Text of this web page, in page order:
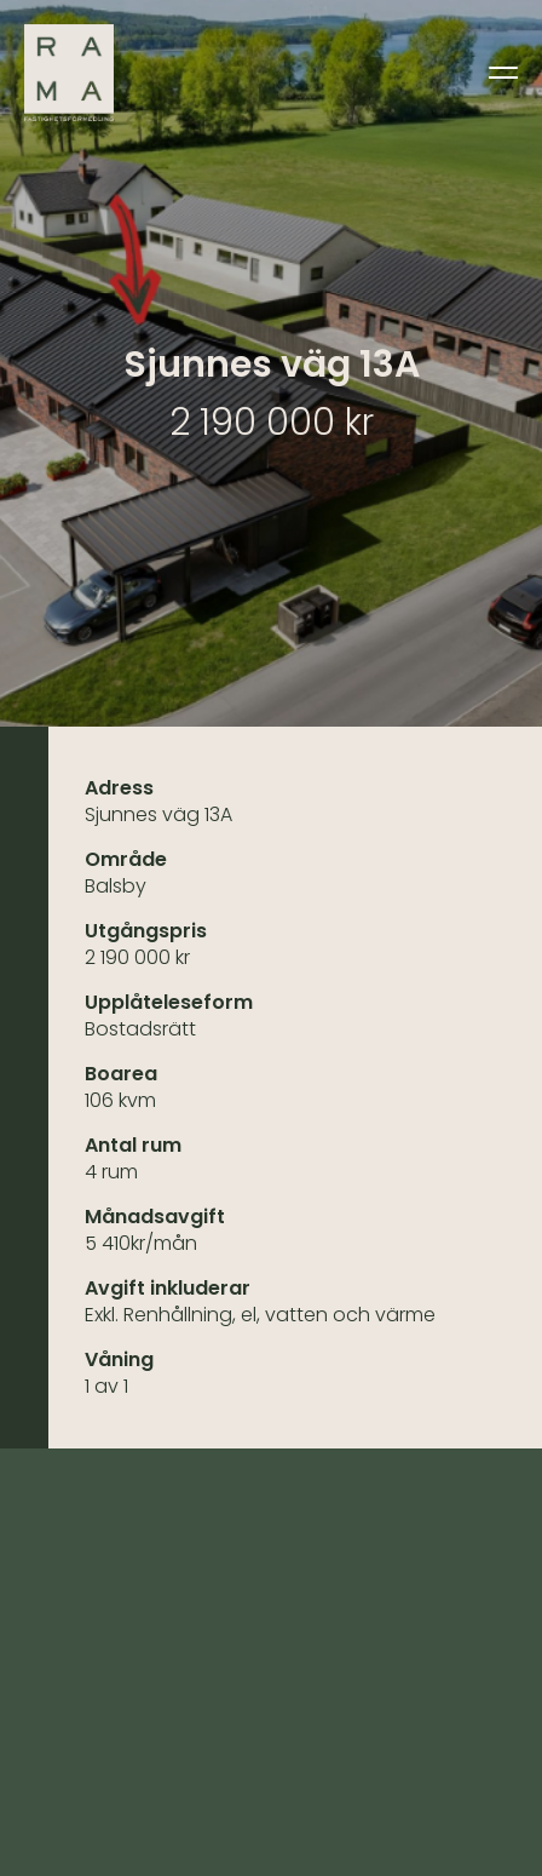
Sjunnes väg 13A
2 190 000 kr
Adress
Sjunnes väg 13A
Område
Balsby
Utgångspris
2 190 000 kr
Upplåteleseform
Bostadsrätt
Boarea
106 kvm
Antal rum
4 rum
Månadsavgift
5 410kr/mån
Avgift inkluderar
Exkl. Renhållning, el, vatten och värme
Våning
1 av 1